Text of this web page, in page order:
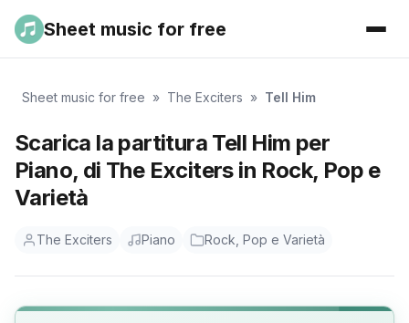
Sheet music for free
Sheet music for free » The Exciters » Tell Him
Scarica la partitura Tell Him per
Piano, di The Exciters in Rock, Pop e
Varietà
The Exciters Piano Rock, Pop e Varietà